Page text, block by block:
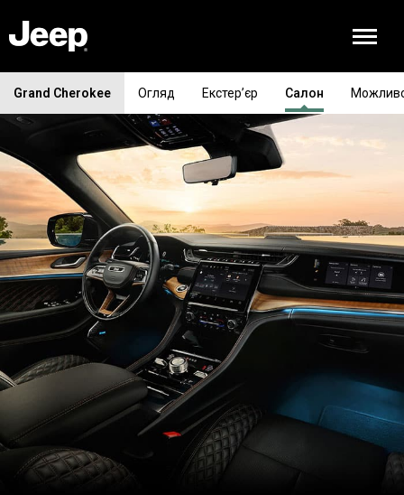
Grand Cherokee Огляд Екстер’єр Салон